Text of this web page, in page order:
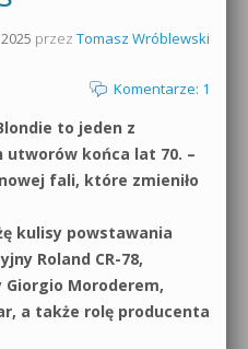
przez Tomasz Wróblewski
Komentarze: 1
to jeden z
utworów końca lat 70. –
fali, które zmieniło
kulisy powstawania
Roland CR-78,
Moroderem,
a także rolę producenta